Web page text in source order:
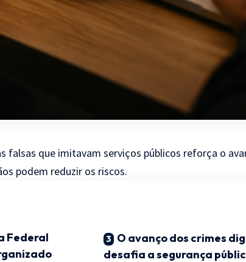
falsas que imitavam serviços públicos reforça o
podem reduzir os riscos.
Federal
O avanço dos crimes
desafia a segurança